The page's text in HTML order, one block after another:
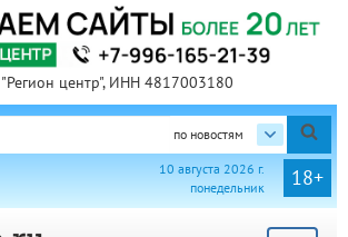
центр", ИНН 4817003180
по новостям
18+
10 августа 2026 г.
понедельник